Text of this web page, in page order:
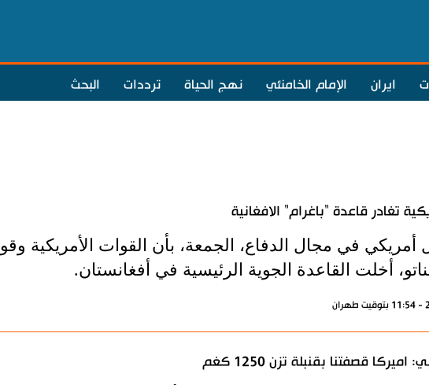
ايران الإمام الخامنئي نهج الحياة ترددات البحث
تغادر قاعدة "باغرام" الافغانية
أمريكي في مجال الدفاع، الجمعة، بأن القوات الأمريكية
أخلت القاعدة الجوية الرئيسية في أفغانستان.
قصفتنا بقنبلة تزن 1250 كغم